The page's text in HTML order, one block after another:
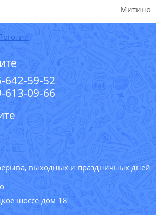
Митино
642-59-52
613-09-66
выходных и праздничных дней
шоссе дом 18